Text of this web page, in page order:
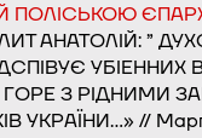
ПОЛІСЬКОЮ
АНАТОЛІЙ: ”
УБІЕННИХ
З РІДНИМИ
УКРАЇНИ…» //